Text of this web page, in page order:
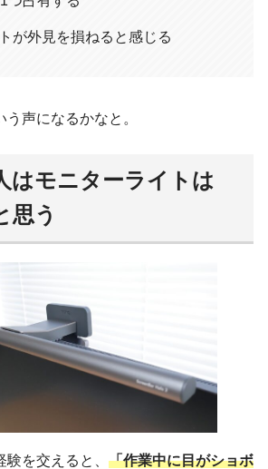
が外見を損ねると感じる
声になるかなと。
はモニターライトは
思う
を交えると、 「作業中に目がショボ